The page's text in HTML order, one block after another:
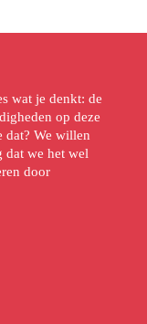
wat je denkt: de
op deze
dat? We willen
dat we het wel
door